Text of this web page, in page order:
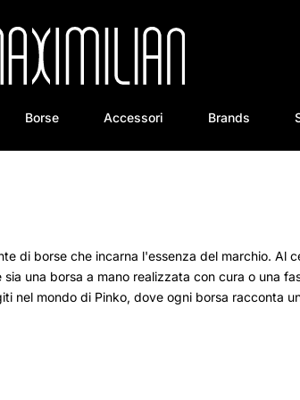
Borse Accessori Brands
di borse che incarna l'essenza del marchio.
una borsa a mano realizzata con cura o una
nel mondo di Pinko, dove ogni borsa racconta